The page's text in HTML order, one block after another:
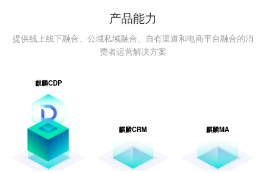
产品能力
提供线上线下融合、公域私域融合、自有渠道和电商平台融合的消
费者运营解决方案
麒麟CDP
麒麟CRM 麒麟MA